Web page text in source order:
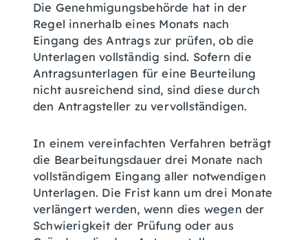
Die Genehmigungsbehörde hat in der
Regel innerhalb eines Monats nach
Eingang des Antrags zur prüfen, ob die
Unterlagen vollständig sind. Sofern die
Antragsunterlagen für eine Beurteilung
nicht ausreichend sind, sind diese durch
den Antragsteller zu vervollständigen.
In einem vereinfachten Verfahren beträgt
die Bearbeitungsdauer drei Monate nach
vollständigem Eingang aller notwendigen
Unterlagen. Die Frist kann um drei Monate
verlängert werden, wenn dies wegen der
Schwierigkeit der Prüfung oder aus